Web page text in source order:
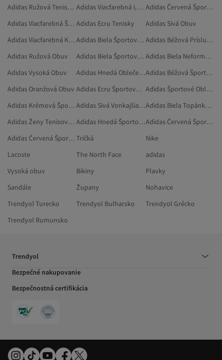
Adidas Ružová Tenisová Obuv
Adidas Viacfarebná Legíny
Adidas Červená Šport A Príroda
Adidas Viacfarebná Šport A Príroda Adidas Ecru Tenisky
Adidas Sivá Obuv
Adidas Viacfarebná Kraťasy
Adidas Biela Športové Vybavenie
Adidas Béžová Príslušenstvo
Adidas Ružová Obuv
Adidas Biela Športové Disciplíny
Adidas Biela Neformálna Obuv
Adidas Vysoká Obuv
Adidas Hnedá Oblečenie
Adidas Béžová Športové Oblečenie
Adidas Oranžová Obuv
Adidas Ecru Športové Tenisky
Adidas Športové Oblečenie
Adidas Krémová Šport A Príroda
Adidas Sivá Vonkajšia Obuv
Adidas Biela Topánky S Plochou Podrážkou
Adidas Ženy Tenisová Obuv
Adidas Hnedá Športové Oblečenie
Adidas Červená Športové Oblečenie
Adidas Červená Športové Pršiplášte A Vetrovky Tričká
Nike
Lacoste
The North Face
adidas
Vysoká obuv
Bikiny
Plavky
Sandále
Župany
Nohavice
Trendyol Turecko
Trendyol Bulharsko
Trendyol Grécko
Trendyol Rumunsko
Trendyol
Bezpečné nakupovanie
Bezpečnostná certifikácia